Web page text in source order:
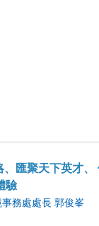
匯聚天下英才、
驗
務處處長 郭俊峯